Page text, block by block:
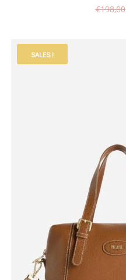
€198,00
SALES !